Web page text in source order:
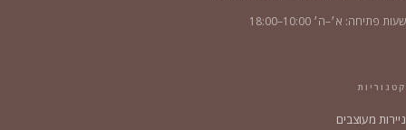
שעות פתיחה: א׳–ה׳ 10:00–18:00
קטגוריות
ניירות מעוצבים